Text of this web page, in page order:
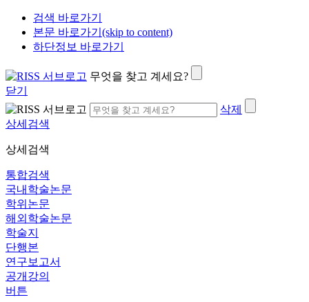
검색 바로가기
본문 바로가기(skip to content)
하단정보 바로가기
무엇을 찾고 계세요?
닫기
삭제
상세검색
상세검색
통합검색
국내학술논문
학위논문
해외학술논문
학술지
단행본
연구보고서
공개강의
버튼